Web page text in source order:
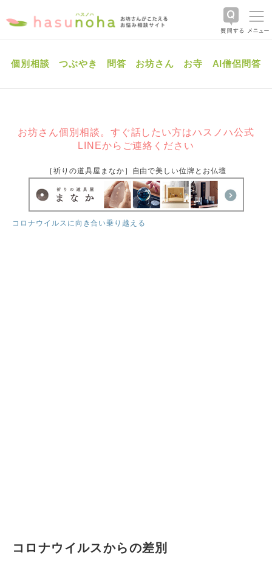
個別相談 つぶやき 問答 お坊さん お寺 AI僧侶問答
お坊さん個別相談。すぐ話したい方はハスノハ公式
LINEからご連絡ください
［祈りの道具屋まなか］自由で美しい位牌とお仏壇
コロナウイルスに向き合い乗り越える
コロナウイルスからの差別